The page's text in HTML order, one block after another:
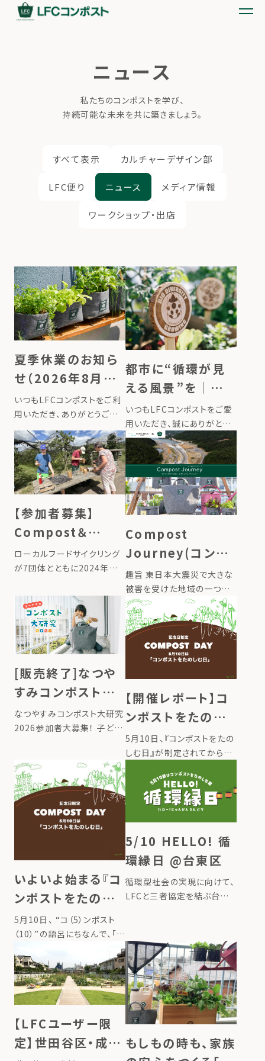
ニュース
私たちのコンポストを学び、
持続可能な未来を共に築きましょう。
すべて表示 カルチャーデザイン部
LFC便り ニュース メディア情報
ワークショップ・出店
夏季休業のお知ら
せ（2026年8月13
日〜16日）
いつもLFCコンポストをご利
用いただき、ありがとうござ
います。 誠に勝手ながら、弊
社では下記期間を夏季休業
とさせていただきます。 ■夏
季休業期間2026年8月13日
（木）〜2026年8月16日（日）
都市に“循環が見
える風景”を｜新
商品『LFC菜園サイ
ン』を発売しました
いつもLFCコンポストをご愛
用いただき、誠にありがとう
ございます。 このたびローカ
ルフードサイクリングは、レイ
ズドベッドやプランターに挿
して使う新商品『LFC菜園サ
イン』を発売しました。畑に立
てるだけで、その場所で育ま
【参加者募集】
Compost＆
Garden クルーの
ためのトレーニン
7/21）
ローカルフードサイクリング
が7団体とともに2024年に
ィガーデン協会」が、
「Compost＆Garden クル
ーのためのトレーニング講
座」を開催します。 循環型コ
ミュニティガーデンには、楽
しい菜 […]
Compost
Journey(コンポ
ストジャーニー)〜
あなたの堆肥で東
北の土を豊かにす
るプロジェクト〜
趣旨 東日本大震災で大きな
被害を受けた地域の一つが
宮城県石巻市雄勝町です。
あれから12年の時を経て、雄
勝町では津波被害から復興
として中学校跡地がファーム
へ生まれ変わります。
MORIUMIUSとローカルフー
[販売終了]なつや
すみコンポスト大
研究 2026 LFCコ
ンポスト 自由研究
始
なつやすみコンポスト大研究
2026参加者大募集！ 子ども
肥にして、野菜づくりまで取
り組むことで生ごみの栄養循
環を体験できる『LFCコンポ
スト 自由研究キット』を202
【開催レポート】コ
ンポストをたのし
む日2026～各地
に広がる循環の豊
かさをお届け～
5月10日、『コンポストをたの
しむ日』が制定されてから初
家庭の生ごみを捨てずに資
源に変え、循環することで、自
然と人との繋がりを取り戻し
ながら、暮らしをよりたのし
く、豊かにしてくれるコンポス
ト。 […]
いよいよ始まる『コ
ンポストをたのし
む日』 全国でイベ
ント同時開催
5月10日、 “コ（5）ンポスト
（10）”の語呂にちなんで、「コ
て、日本の記念日に制定され
ました。 コンポストは、台所
の生ごみを捨てずに宝物に
変え、循環することで自然と
人との繋がりを取り戻しなが
[…]
5/10 HELLO! 循
環縁日 @台東区
循環型社会の実現に向けて、
LFCと三者協定を結ぶ台東
日」を初開催いたします。 5月
10日（コンポストをたのしむ
日）に本イベントの開催を通
じて、生ごみを“ごみ”ではな
[…]
【LFCユーザー限
定】世田谷区・成城 もしもの時も、家族